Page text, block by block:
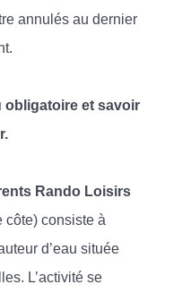
annulés au dernier
obligatoire et savoir
Rando Loisirs
côte) consiste à
d’eau située
L’activité se